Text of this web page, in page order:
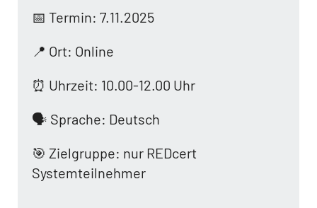
📅 Termin: 7.11.2025
📍 Ort: Online
⏰ Uhrzeit: 10.00-12.00 Uhr
🗣️ Sprache: Deutsch
🎯 Zielgruppe: nur REDcert
Systemteilnehmer